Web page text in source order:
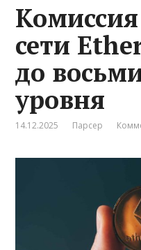
Комиссия
сети
до
уровня
14.12.2025 Парсер